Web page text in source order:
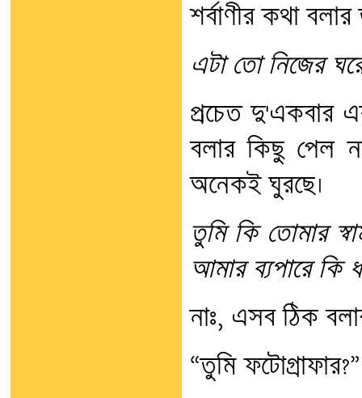
শর্বাণীর কথা
এটা তো নিজের
প্রচেত দু'একবার
বলার কিছু পেল
অনেকই ঘুরছে।
তুমি কি তোমার
আমার ব্যপারে কি
নাঃ, এসব ঠিক
“তুমি ফটোগ্রাফার?”